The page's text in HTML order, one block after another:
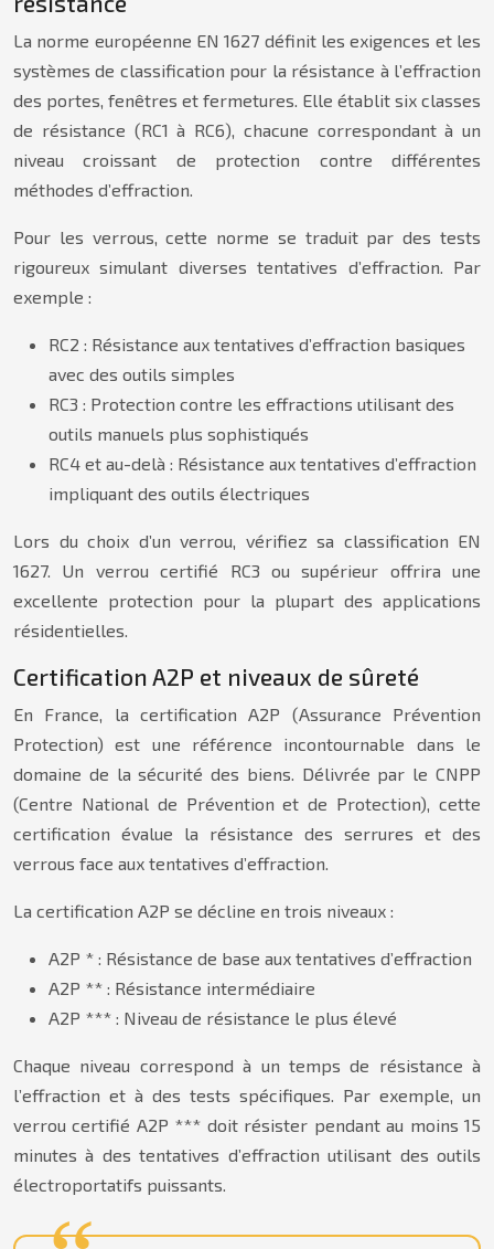
La norme européenne EN 1627 définit les exigences et les
systèmes de classification pour la résistance à l’effraction
des portes, fenêtres et fermetures. Elle établit six classes
de résistance (RC1 à RC6), chacune correspondant à un
niveau croissant de protection contre différentes
méthodes d’effraction.
Pour les verrous, cette norme se traduit par des tests
rigoureux simulant diverses tentatives d’effraction. Par
exemple :
RC2 : Résistance aux tentatives d’effraction basiques
avec des outils simples
RC3 : Protection contre les effractions utilisant des
outils manuels plus sophistiqués
RC4 et au-delà : Résistance aux tentatives d’effraction
impliquant des outils électriques
Lors du choix d’un verrou, vérifiez sa classification EN
1627. Un verrou certifié RC3 ou supérieur offrira une
excellente protection pour la plupart des applications
résidentielles.
Certification A2P et niveaux de sûreté
En France, la certification A2P (Assurance Prévention
Protection) est une référence incontournable dans le
domaine de la sécurité des biens. Délivrée par le CNPP
(Centre National de Prévention et de Protection), cette
certification évalue la résistance des serrures et des
verrous face aux tentatives d’effraction.
La certification A2P se décline en trois niveaux :
A2P * : Résistance de base aux tentatives d’effraction
A2P ** : Résistance intermédiaire
A2P *** : Niveau de résistance le plus élevé
Chaque niveau correspond à un temps de résistance à
l’effraction et à des tests spécifiques. Par exemple, un
verrou certifié A2P *** doit résister pendant au moins 15
minutes à des tentatives d’effraction utilisant des outils
électroportatifs puissants.